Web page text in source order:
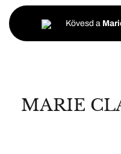
Kövesd a
MARIE